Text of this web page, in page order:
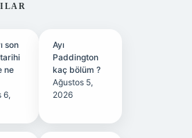
son
ne
6,
Ayı
Paddington
kaç bölüm ?
Ağustos 5,
2026